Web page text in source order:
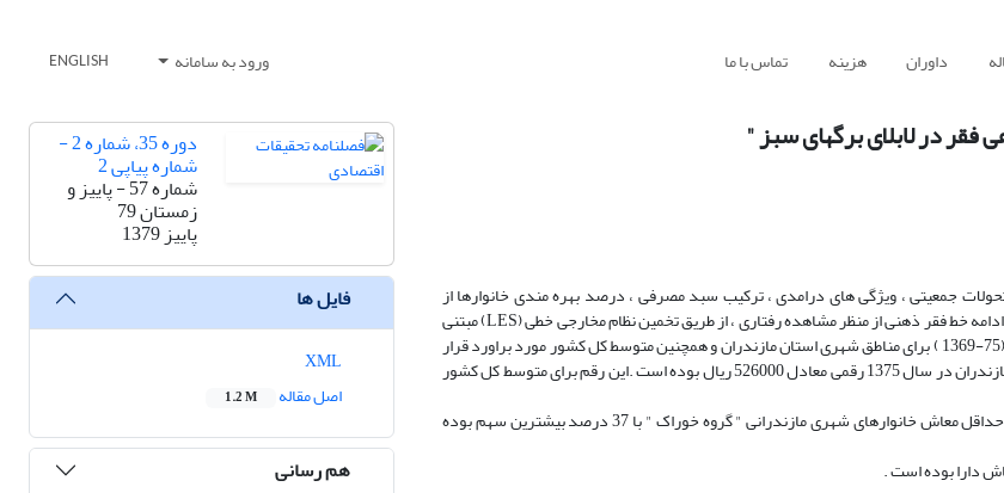
داوران هزینه تماس با ما ورود به سامانه ENGLISH
در لابلای برگهای سبز "
جمعیتی ، ویژگی های درامدی ، ترکیب سبد مصرفی ، درصد بهره مندی خانوارها از
تسهیلات زندگی و تحولات توزیع درامد مورد بررسی و تجزیه و تحلیل قرار گرفته است . در ادامه خط فقر ذهنی از منظر مشاهده رفتاری ، از طریق تخمین نظام مخارجی خطی (LES) مبتنی
بر تابع مطلوبیت استون گری با روش تکراری استون و با استفاده از داده های بودجه خانوار (75-1369 ) برای مناطق شهری استان مازندران و همچنین متوسط کل کشور مورد براورد قرار
گرفت . بر اساس نتایج حاصل از تخمین ، حداقل معیشت ماهانه برای خانوار شهری استان مازندران در سال 1375 رقمی معادل 526000 ریال بوده است .این رقم برای متوسط کل کشور
متوسط بعد خانوار در استان 8/4 نفر و در متوسط کل کشور 9/4 نفر بوده است . در سبد حداقل معاش خانوارهای شهری مازندرانی " گروه خوراک " با 37 درصد بیشترین سهم بوده
دوره 35، شماره 2 -
شماره پیاپی 2
شماره 57 - پاییز و
زمستان 79
پاییز 1379
فایل ها
اصل مقاله
1.2 M
هم رسانی